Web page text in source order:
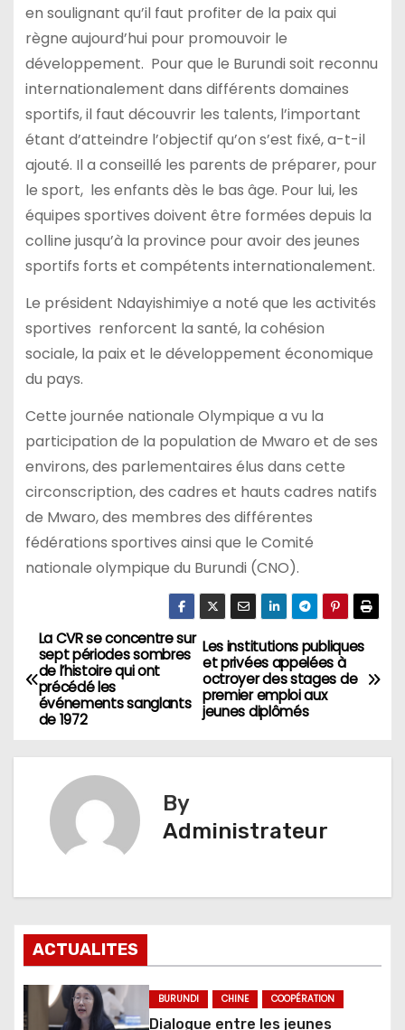
en soulignant qu’il faut profiter de la paix qui
règne aujourd’hui pour promouvoir le
développement. Pour que le Burundi soit reconnu
internationalement dans différents domaines
sportifs, il faut découvrir les talents, l’important
étant d’atteindre l’objectif qu’on s’est fixé, a-t-il
ajouté. Il a conseillé les parents de préparer, pour
le sport, les enfants dès le bas âge. Pour lui, les
équipes sportives doivent être formées depuis la
colline jusqu’à la province pour avoir des jeunes
sportifs forts et compétents internationalement.
Le président Ndayishimiye a noté que les activités
sportives renforcent la santé, la cohésion
sociale, la paix et le développement économique
du pays.
Cette journée nationale Olympique a vu la
participation de la population de Mwaro et de ses
environs, des parlementaires élus dans cette
circonscription, des cadres et hauts cadres natifs
de Mwaro, des membres des différentes
fédérations sportives ainsi que le Comité
nationale olympique du Burundi (CNO).
Navigation
de
l’article
Les institutions publiques
et privées appelées à
octroyer des stages de
premier emploi aux
jeunes diplômés
La CVR se concentre sur
sept périodes sombres
de l’histoire qui ont
précédé les
événements sanglants
de 1972
By
Administrateur
ACTUALITES
BURUNDI CHINE COOPÉRATION
Dialogue entre les jeunes